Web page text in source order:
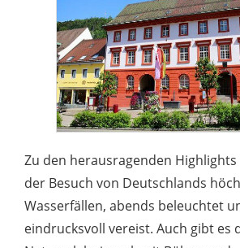
Zu den herausragenden Highlights
der Besuch von Deutschlands
Wasserfällen, abends beleuchtet
eindrucksvoll vereist. Auch gibt es